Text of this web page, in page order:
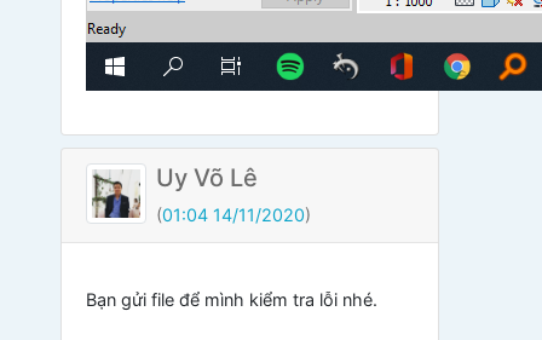
Uy Võ Lê
(01:04 14/11/2020)
Bạn gửi file để mình kiểm tra lỗi nhé.